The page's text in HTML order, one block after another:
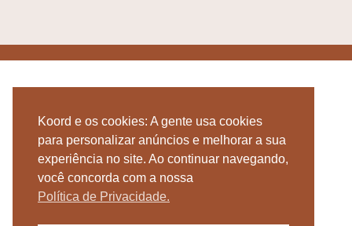
Koord e os cookies: A gente usa cookies
para personalizar anúncios e melhorar a sua
experiência no site. Ao continuar navegando,
você concorda com a nossa
Política de Privacidade.